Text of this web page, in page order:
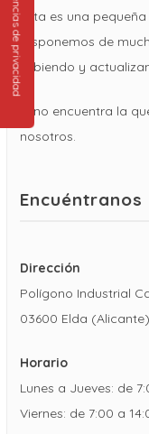
Esta es una
Disponemos de
subiendo y
Si no encuentra la
nosotros.
Encuéntranos
Dirección
Polígono Industrial
03600 Elda (Alicante)
Horario
Lunes a Jueves: de
Viernes: de 7:00 a